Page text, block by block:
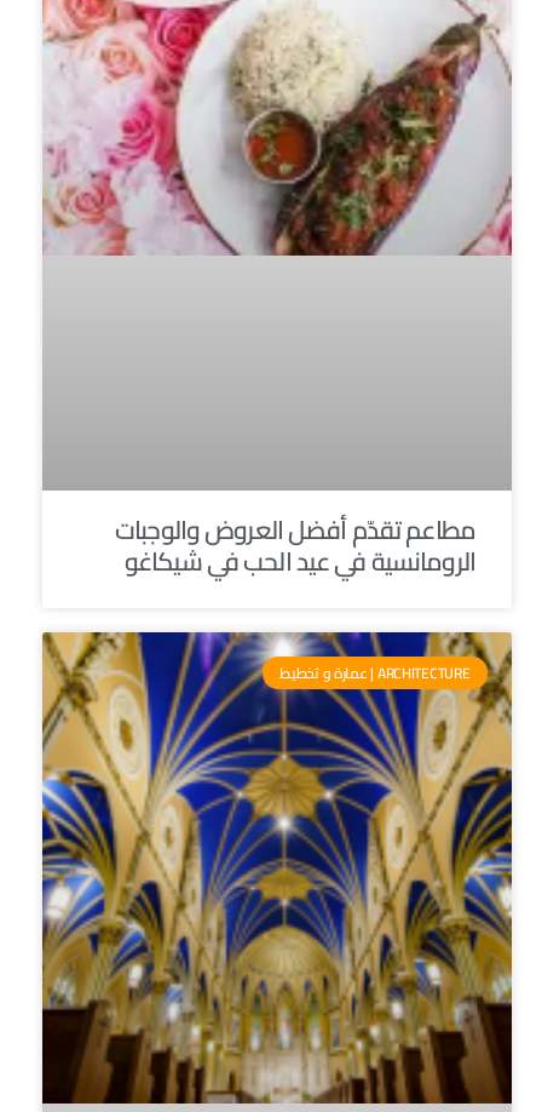
مطاعم تقدّم أفضل العروض والوجبات
الرومانسية في عيد الحب في شيكاغو
ARCHITECTURE | عمارة و تخطيط